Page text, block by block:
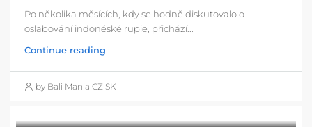
Po několika měsících, kdy se hodně diskutovalo o
oslabování indonéské rupie, přichází...
Continue reading
by Bali Mania CZ SK